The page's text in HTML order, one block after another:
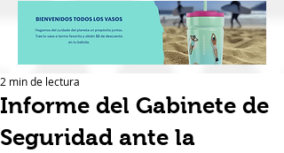
Informe del Gabinete de
Seguridad ante la
2 min de lectura